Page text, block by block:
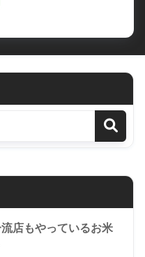
店もやっているお米